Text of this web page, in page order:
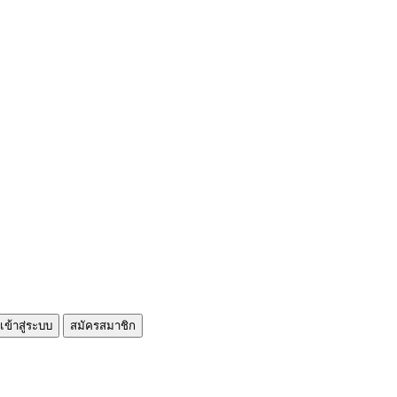
เข้าสู่ระบบ
สมัครสมาชิก